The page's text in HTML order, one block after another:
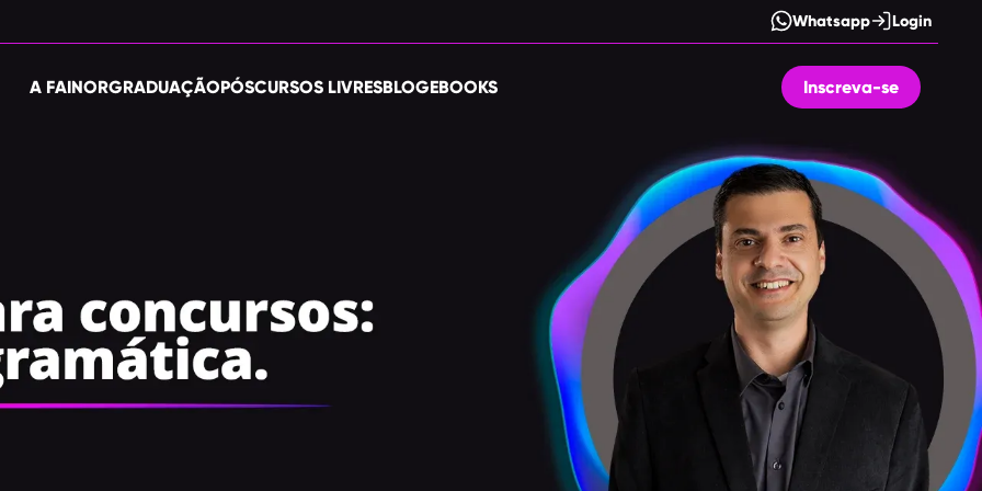
Whatsapp Login
A FAINORGRADUAÇÃOPÓSCURSOS LIVRESBLOGEBOOKS Inscreva-se